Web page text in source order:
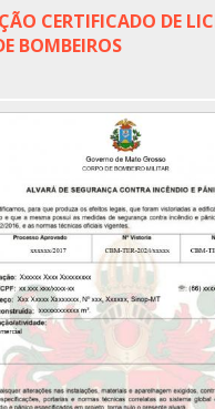
CERTIFICADO DE
BOMBEIROS